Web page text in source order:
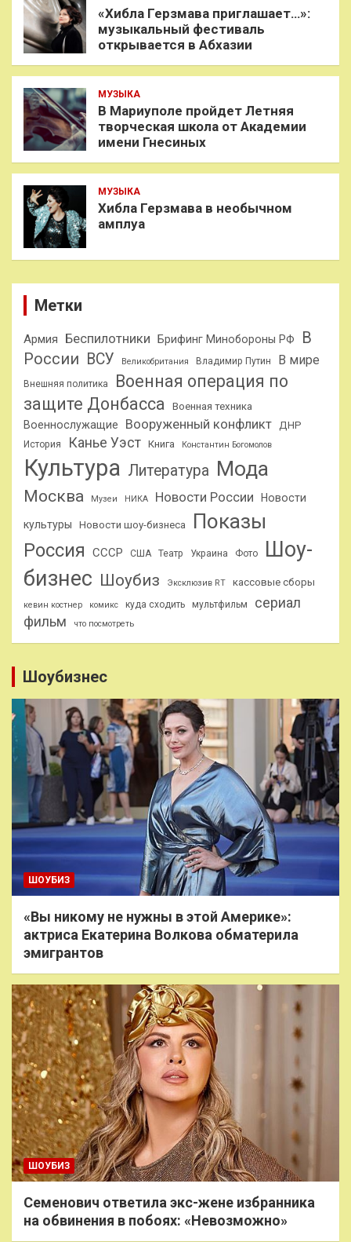
«Хибла Герзмава приглашает…»:
музыкальный фестиваль
открывается в Абхазии
МУЗЫКА
В Мариуполе пройдет Летняя
творческая школа от Академии
имени Гнесиных
МУЗЫКА
Хибла Герзмава в необычном
амплуа
Метки
Армия Беспилотники Брифинг Минобороны РФ
В
России ВСУ Великобритания Владимир Путин В мире
Внешняя политика
Военная операция по
защите Донбасса
Военная техника
Военнослужащие Вооруженный конфликт ДНР
История Канье Уэст Книга Константин Богомолов
Культура Литература Мода
Москва Музеи НИКА Новости России Новости
культуры Новости шоу-бизнеса Показы
Россия СССР США Театр Украина Фото
Шоу-
бизнес Шоубиз Эксклюзив RT кассовые сборы
кевин костнер комикс куда сходить мультфильм
сериал
фильм
что посмотреть
Шоубизнес
ШОУБИЗ
«Вы никому не нужны в этой Америке»:
актриса Екатерина Волкова обматерила
эмигрантов
ШОУБИЗ
Семенович ответила экс-жене избранника
на обвинения в побоях: «Невозможно»